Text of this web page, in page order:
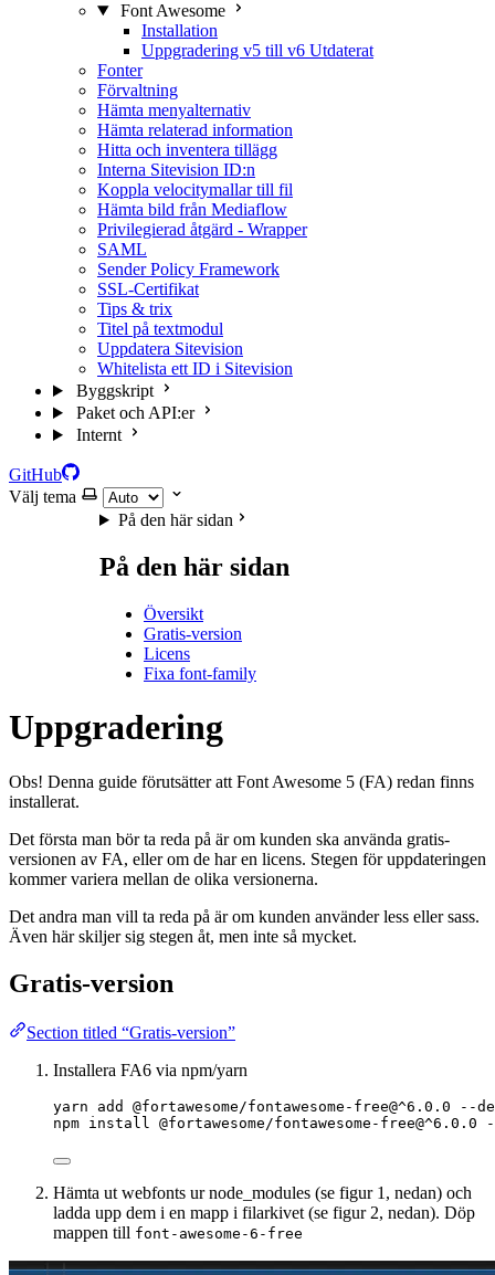
Font Awesome
Installation
Uppgradering v5 till v6 Utdaterat
Fonter
Förvaltning
Hämta menyalternativ
Hämta relaterad information
Hitta och inventera tillägg
Interna Sitevision ID:n
Koppla velocitymallar till fil
Hämta bild från Mediaflow
Privilegierad åtgärd - Wrapper
SAML
Sender Policy Framework
SSL-Certifikat
Tips & trix
Titel på textmodul
Uppdatera Sitevision
Whitelista ett ID i Sitevision
Byggskript
Paket och API:er
Internt
GitHub
Välj tema
På den här sidan
På den här sidan
Översikt
Gratis-version
Licens
Fixa font-family
Uppgradering
Obs! Denna guide förutsätter att Font Awesome 5 (FA) redan finns
installerat.
Det första man bör ta reda på är om kunden ska använda gratis-
versionen av FA, eller om de har en licens. Stegen för uppdateringen
kommer variera mellan de olika versionerna.
Det andra man vill ta reda på är om kunden använder less eller sass.
Även här skiljer sig stegen åt, men inte så mycket.
Gratis-version
Section titled “Gratis-version”
Installera FA6 via npm/yarn
yarn add @fortawesome/fontawesome-free@^6.0.0 --
npm install @fortawesome/fontawesome-free@^6.0.0
Hämta ut webfonts ur node_modules (se figur 1, nedan) och
ladda upp dem i en mapp i filarkivet (se figur 2, nedan). Döp
mappen till font-awesome-6-free